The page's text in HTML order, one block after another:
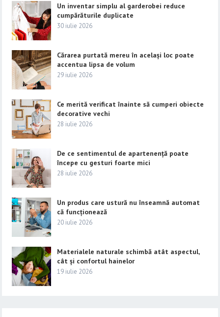
Un inventar simplu al garderobei reduce
cumpărăturile duplicate
30 iulie 2026
Cărarea purtată mereu în același loc poate
accentua lipsa de volum
29 iulie 2026
Ce merită verificat înainte să cumperi obiecte
decorative vechi
28 iulie 2026
De ce sentimentul de apartenență poate
începe cu gesturi foarte mici
28 iulie 2026
Un produs care ustură nu înseamnă automat
că funcționează
20 iulie 2026
Materialele naturale schimbă atât aspectul,
cât și confortul hainelor
19 iulie 2026